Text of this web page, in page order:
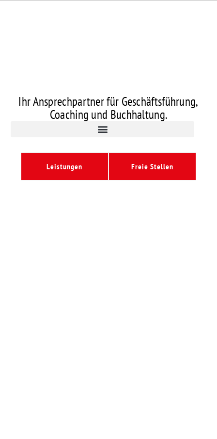
Ihr Ansprechpartner für Geschäftsführung,
Coaching und Buchhaltung.
Leistungen Freie Stellen